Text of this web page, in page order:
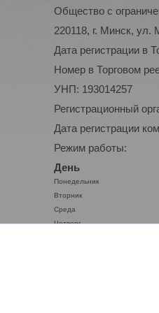
Общество с
220118, г. Минск,
Дата регистрации в
Номер в Торговом
УНП: 193014257
Регистрационный
Дата регистрации
Режим работы:
День
Понедельник
Вторник
Среда
Четверг